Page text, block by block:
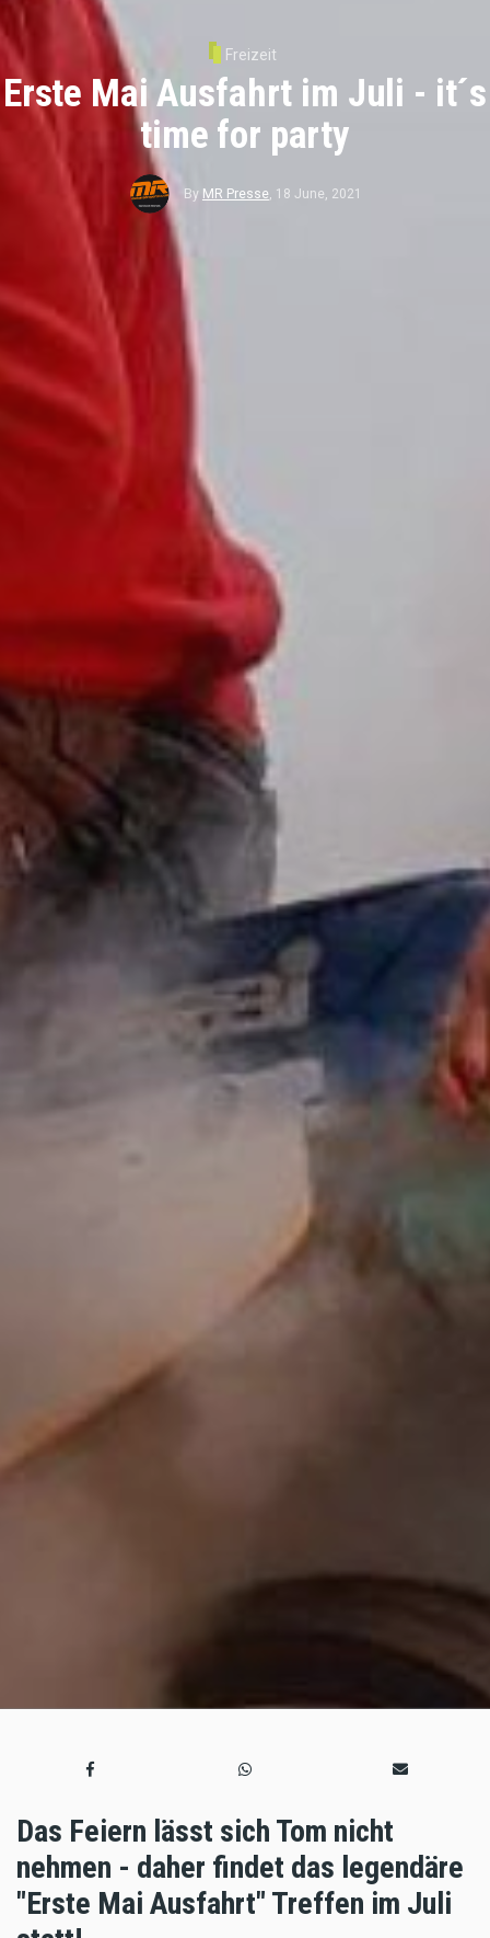
Freizeit
Erste Mai Ausfahrt im Juli - it´s
time for party
By MR Presse, 18 June, 2021
Das Feiern lässt sich Tom nicht
nehmen - daher findet das legendäre
"Erste Mai Ausfahrt" Treffen im Juli